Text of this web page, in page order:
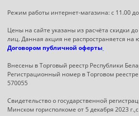
Режим работы интернет-магазина: с 11.00
Цены на сайте указаны из расчёта скидки
лиц. Данная акция не распространяется на
Договором публичной оферты
Внесены в Торговый реестр Республики
Регистрационный номер в Торговом
570055
Свидетельство о государственной
Минском горисполкоме от 5 декабря 2023